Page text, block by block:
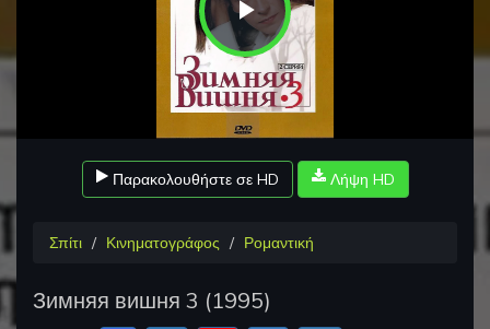
Play
Video
Παρακολουθήστε σε HD Λήψη HD
Σπίτι Κινηματογράφος Ρομαντική
Зимняя вишня 3 (1995)